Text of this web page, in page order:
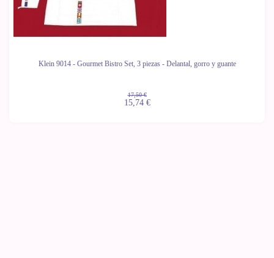
Klein 9014 - Gourmet Bistro Set, 3 piezas - Delantal, gorro y guante
17,50 €
15,74 €